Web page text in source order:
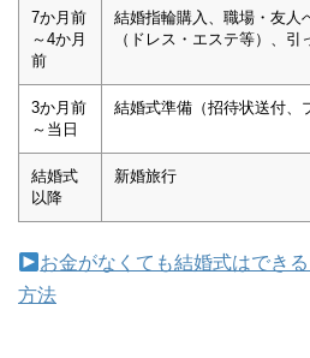
7か月前
～4か月
前
結婚指輪購入、職場・友人
（ドレス・エステ等）、引
3か月前
～当日
結婚式準備（招待状送付、
結婚式
以降
新婚旅行
お金がなくても結婚式はでき
方法